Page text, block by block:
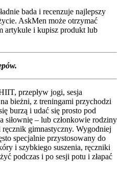
bada i recenzuje najlepszy
AskMen może otrzymać
artykule i kupisz produkt lub
przepływ jogi, sesja
bieżni, z treningami przychodzi
burzą i udać się prosto pod
siłownię – lub członkowie rodziny
gimnastyczny. Wygodniej
specjalnie przystosowany do
i szybkiego suszenia, ręczniki
podczas i po sesji potu i złapać